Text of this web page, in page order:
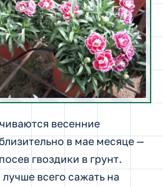
весенние
в мае месяце —
гвоздики в грунт.
всего сажать на